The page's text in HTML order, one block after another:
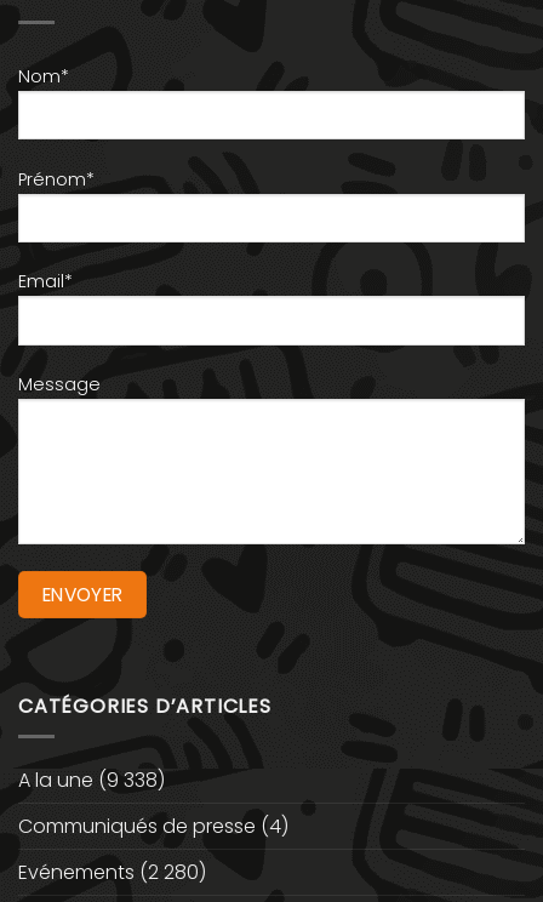
Nom*
Prénom*
Email*
Message
CATÉGORIES D’ARTICLES
A la une (9 338)
Communiqués de presse (4)
Evénements (2 280)